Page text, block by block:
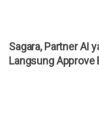
Sagara, Partner AI
Langsung Approve